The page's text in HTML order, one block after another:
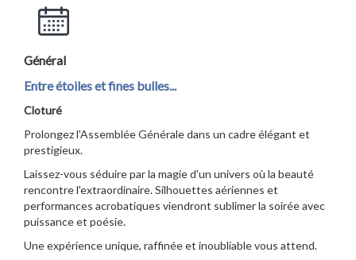
Général
Entre étoiles et fines bulles...
Cloturé
Prolongez l'Assemblée Générale dans un cadre élégant et
prestigieux.
Laissez-vous séduire par la magie d'un univers où la beauté
rencontre l'extraordinaire. Silhouettes aériennes et
performances acrobatiques viendront sublimer la soirée avec
puissance et poésie.
Une expérience unique, raffinée et inoubliable vous attend.